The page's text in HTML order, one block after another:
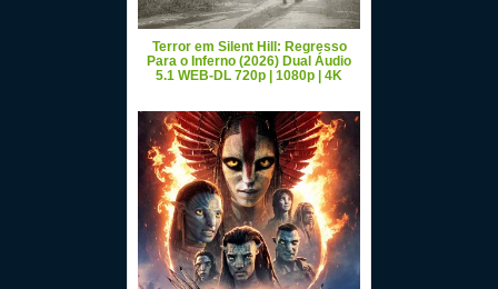
Terror em Silent Hill: Regresso
Para o Inferno (2026) Dual Áudio
5.1 WEB-DL 720p | 1080p | 4K